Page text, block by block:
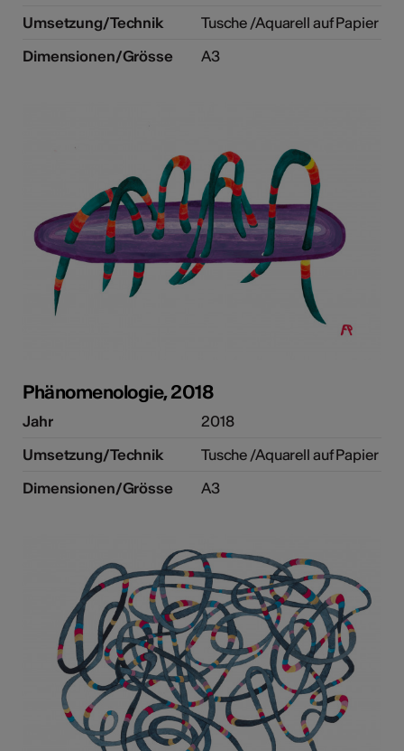
Umsetzung/Technik
Tusche /Aquarell auf Papier
Dimensionen/Grösse
A3
Phänomenologie, 2018
Jahr
2018
Umsetzung/Technik
Tusche /Aquarell auf Papier
Dimensionen/Grösse
A3